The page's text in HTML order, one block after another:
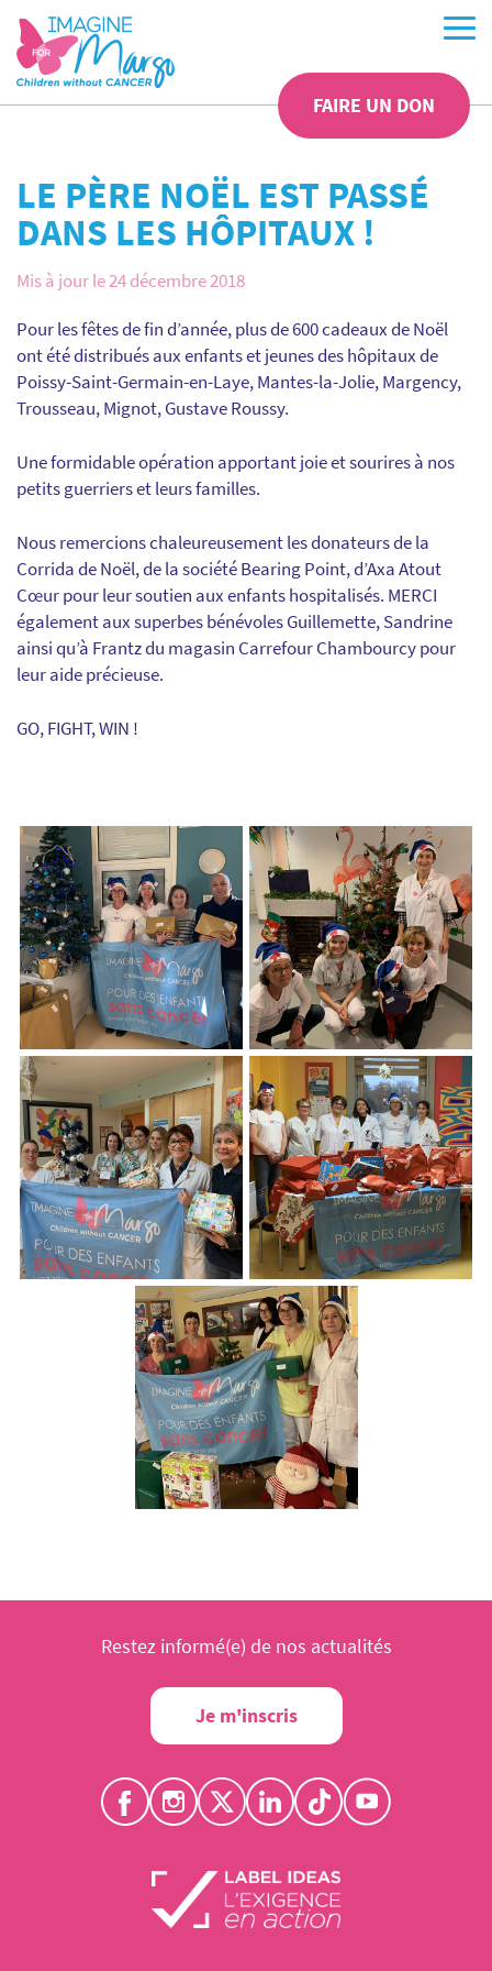
FAIRE UN DON
LE PÈRE NOËL EST PASSÉ
DANS LES HÔPITAUX !
Mis à jour le 24 décembre 2018
Pour les fêtes de fin d’année, plus de 600 cadeaux de Noël
ont été distribués aux enfants et jeunes des hôpitaux de
Poissy-Saint-Germain-en-Laye, Mantes-la-Jolie, Margency,
Trousseau, Mignot, Gustave Roussy.
Une formidable opération apportant joie et sourires à nos
petits guerriers et leurs familles.
Nous remercions chaleureusement les donateurs de la
Corrida de Noël, de la société Bearing Point, d’Axa Atout
Cœur pour leur soutien aux enfants hospitalisés. MERCI
également aux superbes bénévoles Guillemette, Sandrine
ainsi qu’à Frantz du magasin Carrefour Chambourcy pour
leur aide précieuse.
GO, FIGHT, WIN !
Restez informé(e) de nos actualités
Je m'inscris